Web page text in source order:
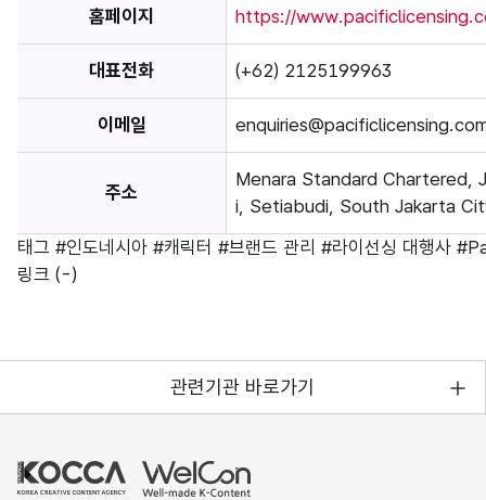
홈페이지 https://
대표전화 (+62) 2125199963
이메일
주소
Menara Standard Chartered,
i, Setiabudi, South Jakarta
태그 #인도네시아 #캐릭터 #브랜드 관리 #라이선싱 대행사
링크 (-)
관련기관 바로가기